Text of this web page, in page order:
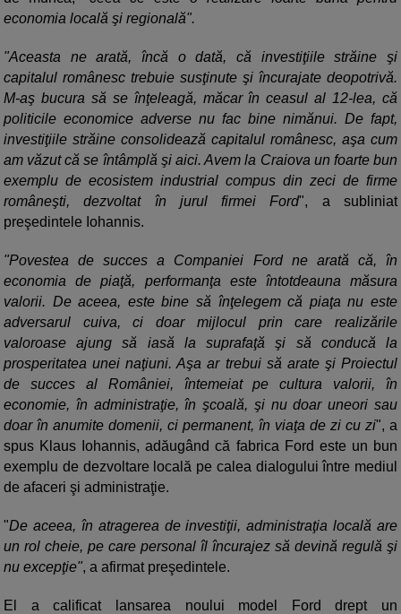
economia locală şi regională".
"Aceasta ne arată, încă o dată, că investiţiile străine şi
capitalul românesc trebuie susţinute şi încurajate deopotrivă.
M-aş bucura să se înţeleagă, măcar în ceasul al 12-lea, că
politicile economice adverse nu fac bine nimănui. De fapt,
investiţiile străine consolidează capitalul românesc, aşa cum
am văzut că se întâmplă şi aici. Avem la Craiova un foarte bun
exemplu de ecosistem industrial compus din zeci de firme
româneşti, dezvoltat în jurul firmei Ford", a subliniat
preşedintele Iohannis.
"Povestea de succes a Companiei Ford ne arată că, în
economia de piaţă, performanţa este întotdeauna măsura
valorii. De aceea, este bine să înţelegem că piaţa nu este
adversarul cuiva, ci doar mijlocul prin care realizările
valoroase ajung să iasă la suprafaţă şi să conducă la
prosperitatea unei naţiuni. Aşa ar trebui să arate şi Proiectul
de succes al României, întemeiat pe cultura valorii, în
economie, în administraţie, în şcoală, şi nu doar uneori sau
doar în anumite domenii, ci permanent, în viaţa de zi cu zi", a
spus Klaus Iohannis, adăugând că fabrica Ford este un bun
exemplu de dezvoltare locală pe calea dialogului între mediul
de afaceri şi administraţie.
"De aceea, în atragerea de investiţii, administraţia locală are
un rol cheie, pe care personal îl încurajez să devină regulă şi
nu excepţie", a afirmat preşedintele.
El a calificat lansarea noului model Ford drept un